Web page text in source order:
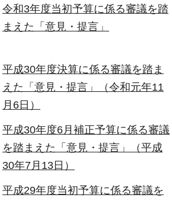
令和3年度当初予算に係る審議を踏
まえた「意見・提言」
平成30年度決算に係る審議を踏ま
えた「意見・提言」（令和元年11
月6日）
平成30年度6月補正予算に係る審議
を踏まえた「意見・提言」（平成
30年7月13日）
平成29年度当初予算に係る審議を